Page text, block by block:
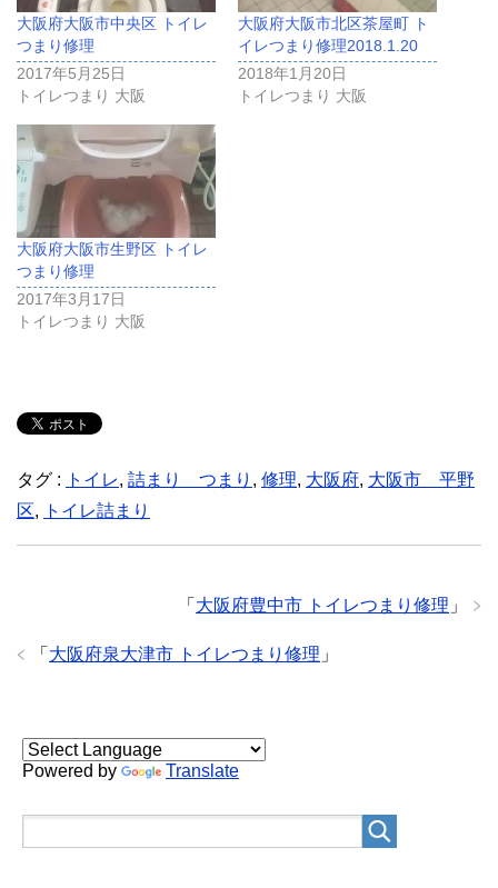
大阪府大阪市中央区 トイレ
つまり修理
2017年5月25日
トイレつまり 大阪
大阪府大阪市北区茶屋町 ト
イレつまり修理2018.1.20
2018年1月20日
トイレつまり 大阪
大阪府大阪市生野区 トイレ
つまり修理
2017年3月17日
トイレつまり 大阪
タグ : トイレ, 詰まり つまり , 修理, 大阪府, 大阪市 平野
区, トイレ詰まり
「 大阪府豊中市 トイレつまり修理 」
「 大阪府泉大津市 トイレつまり修理 」
Powered by Translate